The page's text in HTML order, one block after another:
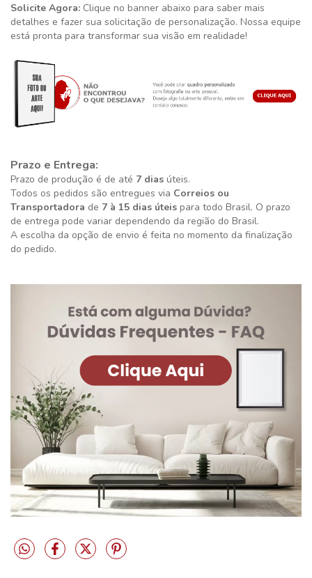
Solicite Agora: Clique no banner abaixo para saber mais
detalhes e fazer sua solicitação de personalização. Nossa equipe
está pronta para transformar sua visão em realidade!
Prazo e Entrega:
Prazo de produção é de até 7 dias úteis.
Todos os pedidos são entregues via Correios ou
Transportadora de 7 à 15 dias úteis para todo Brasil. O prazo
de entrega pode variar dependendo da região do Brasil.
A escolha da opção de envio é feita no momento da finalização
do pedido.